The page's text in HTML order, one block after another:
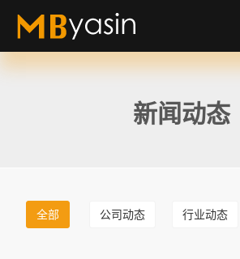
新闻动态
全部 公司动态 行业动态